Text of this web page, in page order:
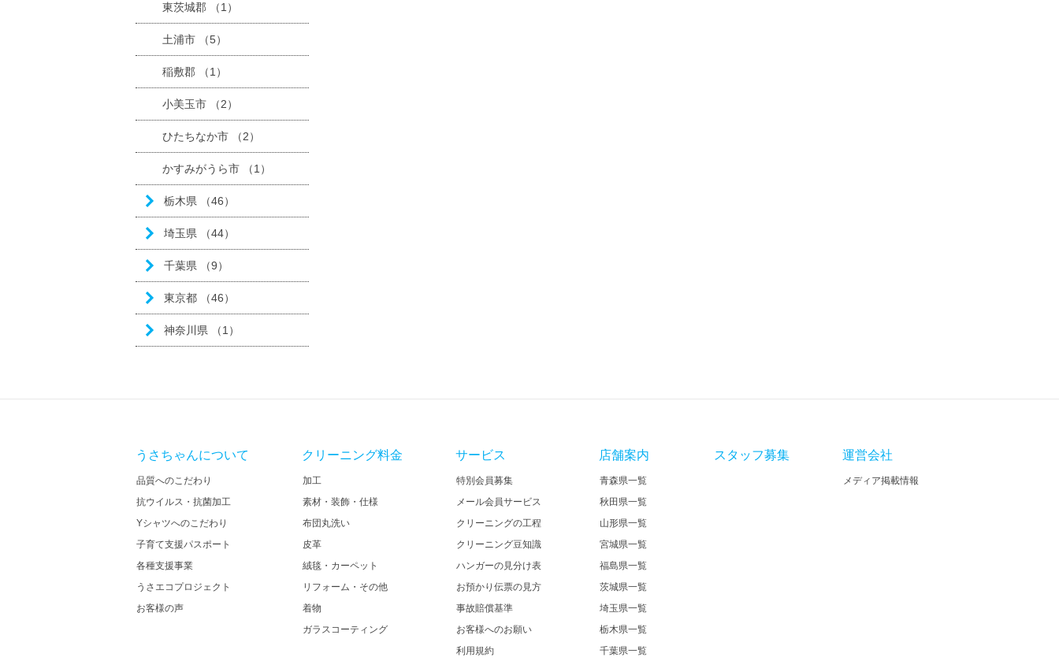
東茨城郡 （1）
土浦市 （5）
稲敷郡 （1）
小美玉市 （2）
ひたちなか市 （2）
かすみがうら市 （1）
栃木県 （46）
埼玉県 （44）
千葉県 （9）
東京都 （46）
神奈川県 （1）
うさちゃんについて
品質へのこだわり
抗ウイルス・抗菌加工
Yシャツへのこだわり
子育て支援パスポート
各種支援事業
うさエコプロジェクト
お客様の声
クリーニング料金
加工
素材・装飾・仕様
布団丸洗い
皮革
絨毯・カーペット
リフォーム・その他
着物
ガラスコーティング
サービス
特別会員募集
メール会員サービス
クリーニングの工程
クリーニング豆知識
ハンガーの見分け表
お預かり伝票の見方
事故賠償基準
お客様へのお願い
利用規約
店舗案内
青森県一覧
秋田県一覧
山形県一覧
宮城県一覧
福島県一覧
茨城県一覧
埼玉県一覧
栃木県一覧
千葉県一覧
スタッフ募集 運営会社
メディア掲載情報